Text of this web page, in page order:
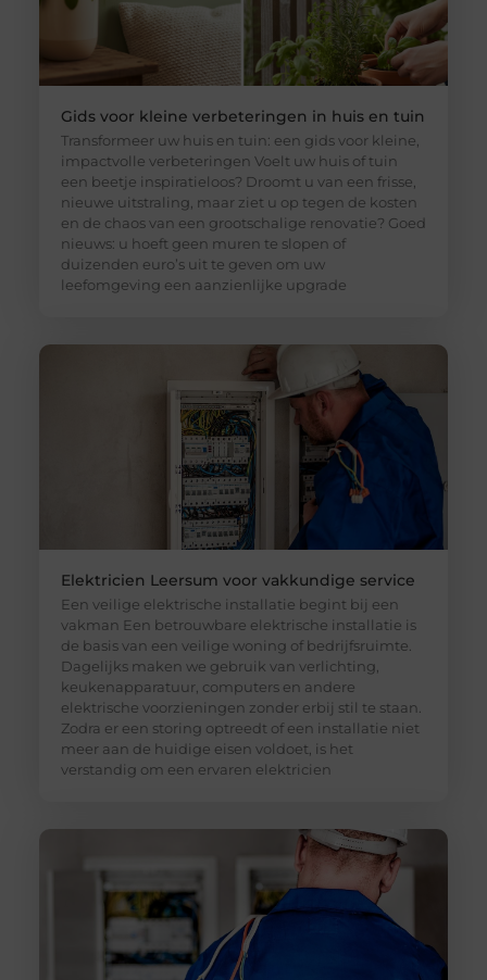
Gids voor kleine verbeteringen in huis en tuin
Transformeer uw huis en tuin: een gids voor kleine,
impactvolle verbeteringen Voelt uw huis of tuin
een beetje inspiratieloos? Droomt u van een frisse,
nieuwe uitstraling, maar ziet u op tegen de kosten
en de chaos van een grootschalige renovatie? Goed
nieuws: u hoeft geen muren te slopen of
duizenden euro’s uit te geven om uw
leefomgeving een aanzienlijke upgrade
Elektricien Leersum voor vakkundige service
Een veilige elektrische installatie begint bij een
vakman Een betrouwbare elektrische installatie is
de basis van een veilige woning of bedrijfsruimte.
Dagelijks maken we gebruik van verlichting,
keukenapparatuur, computers en andere
elektrische voorzieningen zonder erbij stil te staan.
Zodra er een storing optreedt of een installatie niet
meer aan de huidige eisen voldoet, is het
verstandig om een ervaren elektricien